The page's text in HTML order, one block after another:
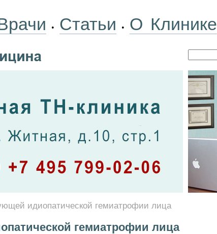
• Статьи • О Клинике
идиопатической гемиатрофии лица
гемиатрофии лица